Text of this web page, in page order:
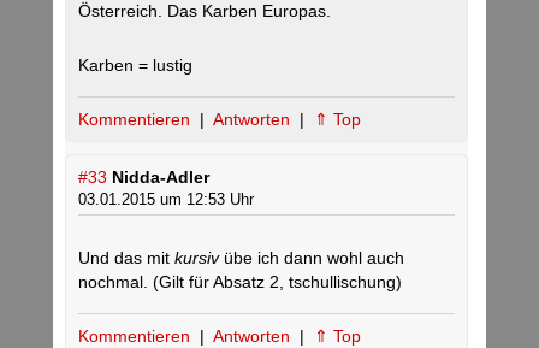
Österreich. Das Karben Europas.
Karben = lustig
Kommentieren | Antworten | ⇑ Top
#33 Nidda-Adler
03.01.2015 um 12:53 Uhr
Und das mit kursivübe ich dann wohl auch
nochmal. (Gilt für Absatz 2, tschullischung)
Kommentieren | Antworten | ⇑ Top